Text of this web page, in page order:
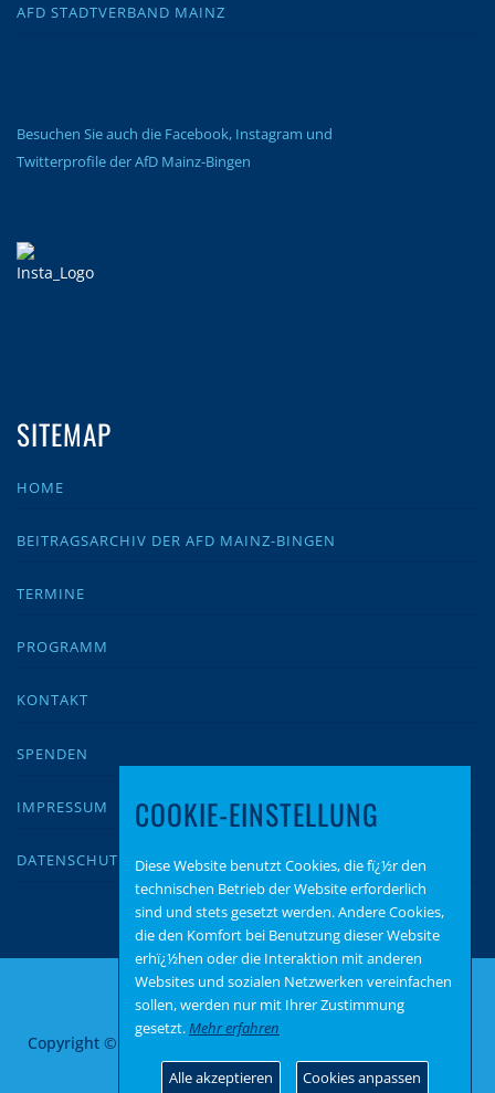
AFD STADTVERBAND MAINZ
Besuchen Sie auch die Facebook, Instagram und
Twitterprofile der AfD Mainz-Bingen
SITEMAP
HOME
BEITRAGSARCHIV DER AFD MAINZ-BINGEN
TERMINE
PROGRAMM
KONTAKT
SPENDEN
IMPRESSUM
DATENSCHUTZ
Copyright © 2026 AfD Mainz Bingen
FameThemes
COOKIE-EINSTELLUNG
Diese Website benutzt Cookies, die fï¿½r den
technischen Betrieb der Website erforderlich
sind und stets gesetzt werden. Andere Cookies,
die den Komfort bei Benutzung dieser Website
erhï¿½hen oder die Interaktion mit anderen
Websites und sozialen Netzwerken vereinfachen
sollen, werden nur mit Ihrer Zustimmung
gesetzt.Mehr erfahren
Alle akzeptieren Cookies anpassen